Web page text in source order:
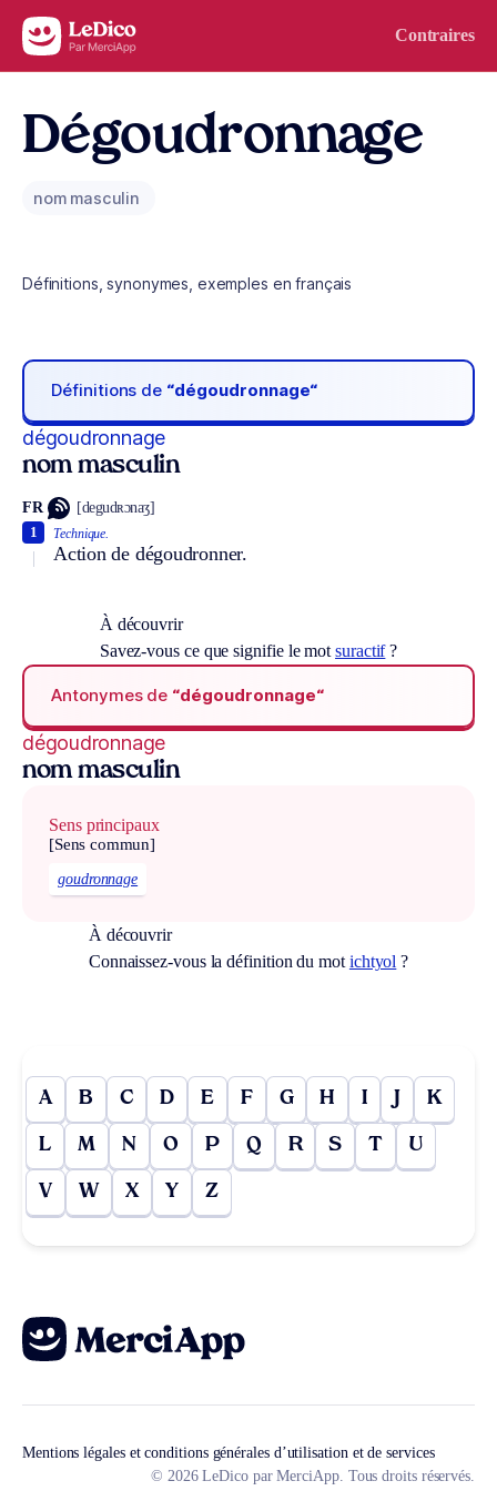
Aller au contenu Contraires
Dégoudronnage
nom masculin
Définitions, synonymes, exemples en français
Définitions de “dégoudronnage“
dégoudronnage
nom masculin
FR [degudʀɔnaʒ]
Technique.
Action de dégoudronner.
1
À découvrir
Savez-vous ce que signifie le motsuractif?
Antonymes de “dégoudronnage“
dégoudronnage
nom masculin
Sens principaux
[Sens commun]
goudronnage
À découvrir
Connaissez-vous la définition du mot ichtyol ?
A B C D E F G H I J K
L M N O P Q R S T U
V W X Y Z
Mentions légales et conditions générales d’utilisation et de services
© 2026 LeDico par MerciApp. Tous droits réservés.